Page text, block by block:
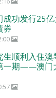
成功发行25
券
生顺利入住澳
一期——澳门